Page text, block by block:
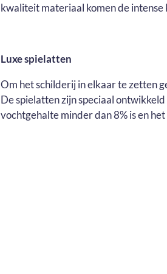
kwaliteit materiaal komen de
Luxe spielatten
Om het schilderij in elkaar te zetten
De spielatten zijn speciaal
vochtgehalte minder dan 8% is en